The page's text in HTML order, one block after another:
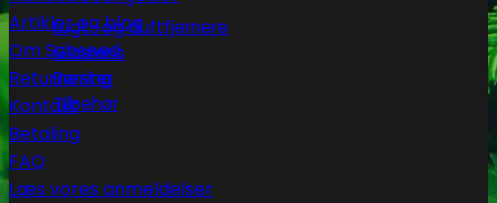
Lugt- og duftfjernere
Glasrens
Børster
Tilbehør
Artikler og blog
Om Subseed
Returnering
Kontakt
Betaling
FAQ
Læs vores anmeldelser